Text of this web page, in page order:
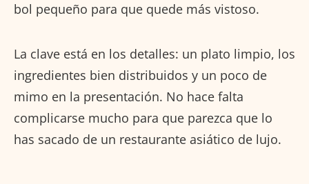
bol pequeño para que quede más vistoso.
La clave está en los detalles: un plato limpio, los
ingredientes bien distribuidos y un poco de
mimo en la presentación. No hace falta
complicarse mucho para que parezca que lo
has sacado de un restaurante asiático de lujo.